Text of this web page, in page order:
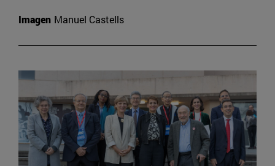
Imagen Manuel Castells